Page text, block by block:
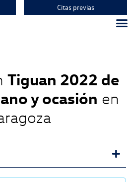
Citas previas
Tiguan 2022 de
y ocasión en